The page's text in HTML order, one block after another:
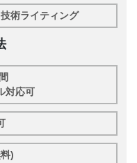
術ライティング
対応可
)